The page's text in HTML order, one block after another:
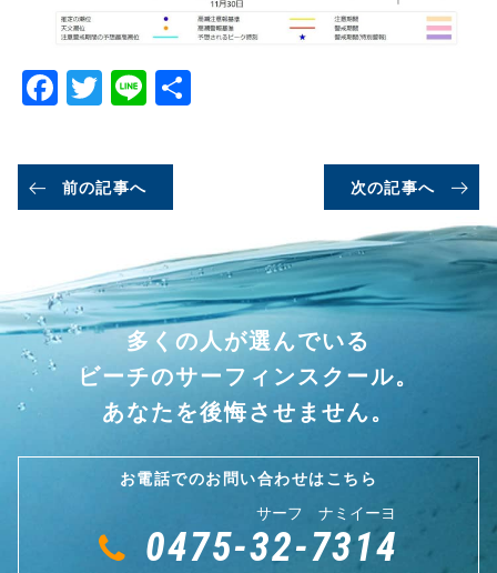
Facebook
Twitter
Line
前の記事へ 次の記事へ
多くの人が選んでいる
ビーチのサーフィンスクール。
あなたを後悔させません。
お電話でのお問い合わせはこちら
サーフ ナミイーヨ
0475-32-7314